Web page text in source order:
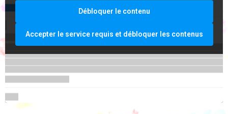
Débloquer le contenu
Accepter le service requis et débloquer les contenus